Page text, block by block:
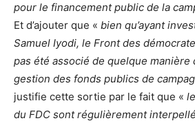
pour le financement public de la
Et d’ajouter que « bien qu’ayant
Samuel Iyodi, le Front des
pas été associé de quelque manière
gestion des fonds publics de
justifie cette sortie par le fait que «
du FDC sont régulièrement